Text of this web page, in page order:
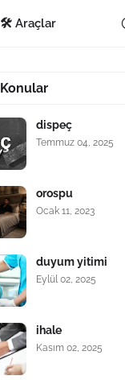
🛠️ Araçlar
dispeç
Temmuz 04, 2025
orospu
Ocak 11, 2023
duyum yitimi
Eylül 02, 2025
ihale
Kasım 02, 2025